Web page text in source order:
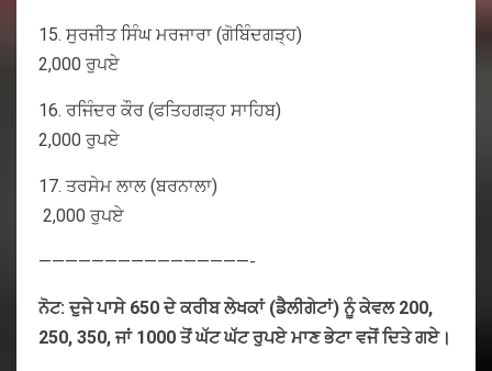
15. ਸੁਰਜੀਤ ਸਿੰਘ ਮਰਜਾਰਾ (ਗੋਬਿੰਦਗੜ੍ਹ)
2,000 ਰੁਪਏ
16. ਰਜਿੰਦਰ ਕੌਰ (ਫਤਿਹਗੜ੍ਹ ਸਾਹਿਬ)
2,000 ਰੁਪਏ
17. ਤਰਸੇਮ ਲਾਲ (ਬਰਨਾਲਾ)
2,000 ਰੁਪਏ
————————————————-
ਨੋਟ: ਦੁਜੇ ਪਾਸੇ 650 ਦੇ ਕਰੀਬ ਲੇਖਕਾਂ (ਡੈਲੀਗੇਟਾਂ) ਨੂੰ ਕੇਵਲ 200,
250, 350, ਜਾਂ 1000 ਤੋਂ ਘੱਟ ਘੱਟ ਰੁਪਏ ਮਾਣ ਭੇਟਾ ਵਜੋਂ ਦਿਤੇ ਗਏ।